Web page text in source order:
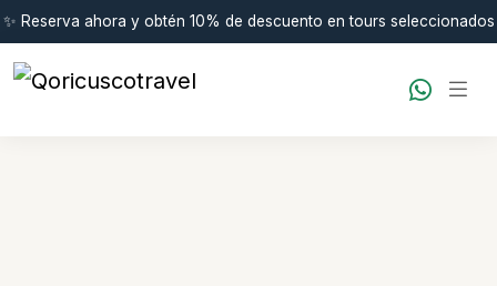
✨ Reserva ahora y obtén 10% de descuento en tours seleccionados